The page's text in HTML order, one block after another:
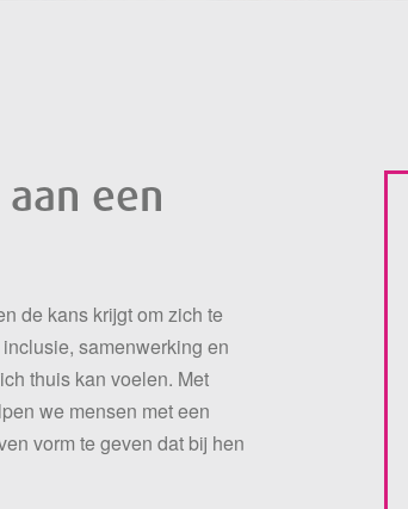
een
de kans krijgt om zich te
samenwerking en
thuis kan voelen. Met
we mensen met een
vorm te geven dat bij hen